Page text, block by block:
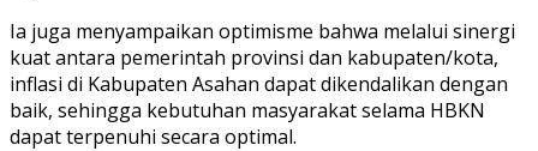
Ia juga menyampaikan optimisme bahwa melalui sinergi
kuat antara pemerintah provinsi dan kabupaten/kota,
inflasi di Kabupaten Asahan dapat dikendalikan dengan
baik, sehingga kebutuhan masyarakat selama HBKN
dapat terpenuhi secara optimal.